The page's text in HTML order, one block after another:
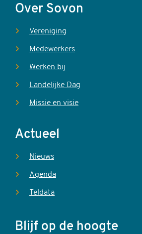
Over Sovon
Vereniging
Medewerkers
Werken bij
Landelijke Dag
Missie en visie
Actueel
Nieuws
Agenda
Teldata
Blijf op de hoogte